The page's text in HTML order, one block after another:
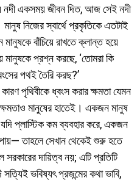
একসময় জীবন দিত, আজ সেই নদী
নিজের স্বার্থে প্রকৃতিকে এতটাই
বাঁচিয়ে রাখতে ক্লান্ত হয়ে
প্রশ্ন করছে, ‘তোমরা কি
পথই তৈরি করছ?’
পৃথিবীকে ধ্বংস করার ক্ষমতা যেমন
মানুষের হাতেই। একজন মানুষ
প্লাস্টিক কম ব্যবহার করে, একজন
তাহলে সেখান থেকেই শুরু হতে
সরকারের দায়িত্ব নয়; এটি প্রতিটি
ভবিষ্যৎ প্রজন্মের কথা ভাবি,